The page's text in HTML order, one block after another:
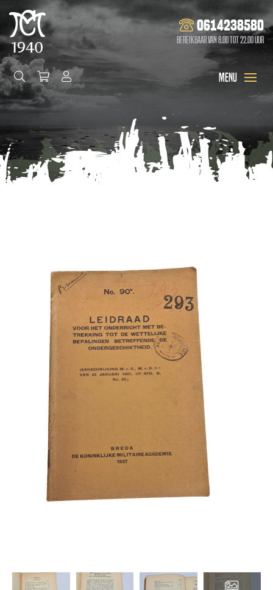
0614238580
Bereikbaar van 8.00 tot 22.00 uur